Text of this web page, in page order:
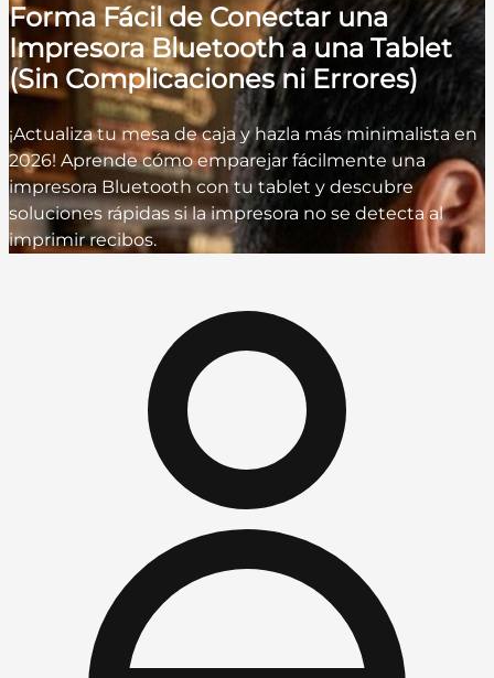
Forma Fácil de Conectar una
Impresora Bluetooth a una Tablet
(Sin Complicaciones ni Errores)
¡Actualiza tu mesa de caja y hazla más minimalista en
2026! Aprende cómo emparejar fácilmente una
impresora Bluetooth con tu tablet y descubre
soluciones rápidas si la impresora no se detecta al
imprimir recibos.